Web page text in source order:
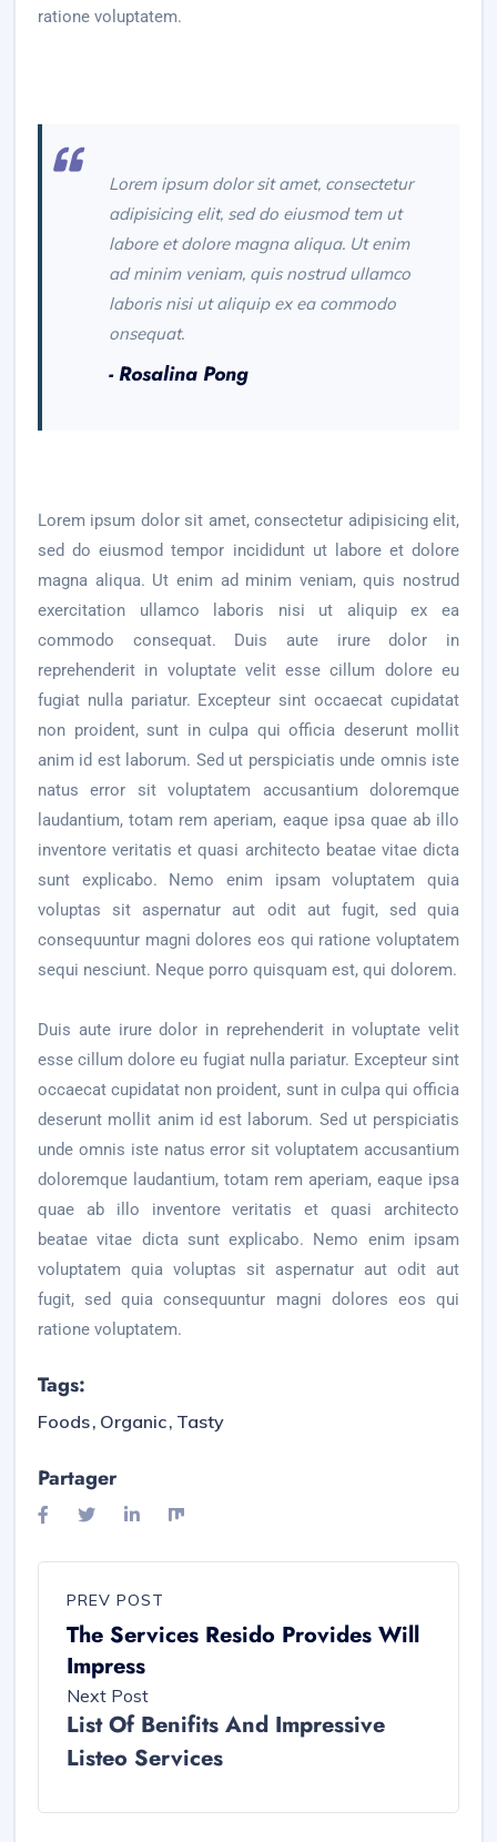
ratione voluptatem.
Lorem ipsum dolor sit amet, consectetur
adipisicing elit, sed do eiusmod tem ut
labore et dolore magna aliqua. Ut enim
ad minim veniam, quis nostrud ullamco
laboris nisi ut aliquip ex ea commodo
onsequat.
- Rosalina Pong
Lorem ipsum dolor sit amet, consectetur adipisicing elit,
sed do eiusmod tempor incididunt ut labore et dolore
magna aliqua. Ut enim ad minim veniam, quis nostrud
exercitation ullamco laboris nisi ut aliquip ex ea
commodo consequat. Duis aute irure dolor in
reprehenderit in voluptate velit esse cillum dolore eu
fugiat nulla pariatur. Excepteur sint occaecat cupidatat
non proident, sunt in culpa qui officia deserunt mollit
anim id est laborum. Sed ut perspiciatis unde omnis iste
natus error sit voluptatem accusantium doloremque
laudantium, totam rem aperiam, eaque ipsa quae ab illo
inventore veritatis et quasi architecto beatae vitae dicta
sunt explicabo. Nemo enim ipsam voluptatem quia
voluptas sit aspernatur aut odit aut fugit, sed quia
consequuntur magni dolores eos qui ratione voluptatem
sequi nesciunt. Neque porro quisquam est, qui dolorem.
Duis aute irure dolor in reprehenderit in voluptate velit
esse cillum dolore eu fugiat nulla pariatur. Excepteur sint
occaecat cupidatat non proident, sunt in culpa qui officia
deserunt mollit anim id est laborum. Sed ut perspiciatis
unde omnis iste natus error sit voluptatem accusantium
doloremque laudantium, totam rem aperiam, eaque ipsa
quae ab illo inventore veritatis et quasi architecto
beatae vitae dicta sunt explicabo. Nemo enim ipsam
voluptatem quia voluptas sit aspernatur aut odit aut
fugit, sed quia consequuntur magni dolores eos qui
ratione voluptatem.
Tags:
Foods Organic Tasty
Partager
PREV POST
The Services Resido Provides Will
Impress
Next Post
List Of Benifits And Impressive
Listeo Services